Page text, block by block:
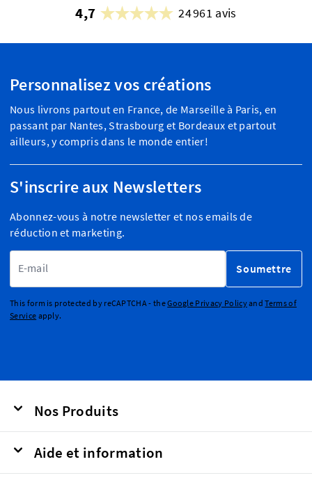
4,7 24 961 avis
Personnalisez vos créations
Nous livrons partout en France, de Marseille à Paris, en
passant par Nantes, Strasbourg et Bordeaux et partout
ailleurs, y compris dans le monde entier!
S'inscrire aux Newsletters
Abonnez-vous à notre newsletter et nos emails de
réduction et marketing.
Soumettre
This form is protected by reCAPTCHA - theGoogle Privacy PolicyandTerms of
Service apply.
Nos Produits
Aide et information